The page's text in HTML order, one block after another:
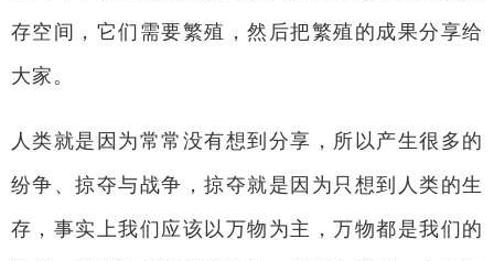
存空间，它们需要繁殖，然后把繁殖的成果分享给
大家。
人类就是因为常常没有想到分享，所以产生很多的
纷争、掠夺与战争，掠夺就是因为只想到人类的生
存，事实上我们应该以万物为主，万物都是我们的